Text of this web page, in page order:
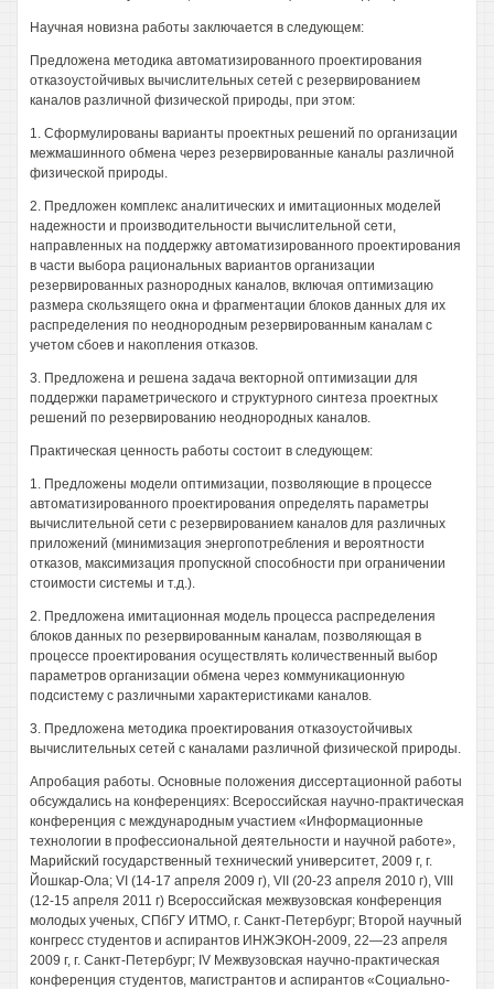
Научная новизна работы заключается в следующем:
Предложена методика автоматизированного проектирования
отказоустойчивых вычислительных сетей с резервированием
каналов различной физической природы, при этом:
1. Сформулированы варианты проектных решений по организации
межмашинного обмена через резервированные каналы различной
физической природы.
2. Предложен комплекс аналитических и имитационных моделей
надежности и производительности вычислительной сети,
направленных на поддержку автоматизированного проектирования
в части выбора рациональных вариантов организации
резервированных разнородных каналов, включая оптимизацию
размера скользящего окна и фрагментации блоков данных для их
распределения по неоднородным резервированным каналам с
учетом сбоев и накопления отказов.
3. Предложена и решена задача векторной оптимизации для
поддержки параметрического и структурного синтеза проектных
решений по резервированию неоднородных каналов.
Практическая ценность работы состоит в следующем:
1. Предложены модели оптимизации, позволяющие в процессе
автоматизированного проектирования определять параметры
вычислительной сети с резервированием каналов для различных
приложений (минимизация энергопотребления и вероятности
отказов, максимизация пропускной способности при ограничении
стоимости системы и т.д.).
2. Предложена имитационная модель процесса распределения
блоков данных по резервированным каналам, позволяющая в
процессе проектирования осуществлять количественный выбор
параметров организации обмена через коммуникационную
подсистему с различными характеристиками каналов.
3. Предложена методика проектирования отказоустойчивых
вычислительных сетей с каналами различной физической природы.
Апробация работы. Основные положения диссертационной работы
обсуждались на конференциях: Всероссийская научно-практическая
конференция с международным участием «Информационные
технологии в профессиональной деятельности и научной работе»,
Марийский государственный технический университет, 2009 г, г.
Йошкар-Ола; VI (14-17 апреля 2009 г), VII (20-23 апреля 2010 г), VIII
(12-15 апреля 2011 г) Всероссийская межвузовская конференция
молодых ученых, СПбГУ ИТМО, г. Санкт-Петербург; Второй научный
конгресс студентов и аспирантов ИНЖЭКОН-2009, 22—23 апреля
2009 г, г. Санкт-Петербург; IV Межвузовская научно-практическая
конференция студентов, магистрантов и аспирантов «Социально-